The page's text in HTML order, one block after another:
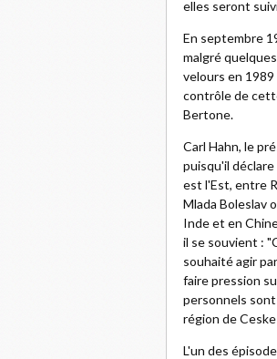
elles seront
En septembre
malgré
velours en
contrôle de
Bertone.
Carl Hahn, le
puisqu'il
est l'Est, entre
Mlada Boleslav
Inde et en
il se souvient :
souhaité agir
faire pression
personnels sont
région de
L'un des